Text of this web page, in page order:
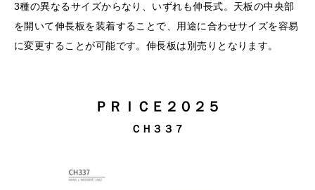
3種の異なるサイズからなり、いずれも伸長式。天板の中央部
を開いて伸長板を装着することで、用途に合わせサイズを容易
に変更することが可能です。伸長板は別売りとなります。
ＰＲＩＣＥ２０２５
ＣＨ３３７